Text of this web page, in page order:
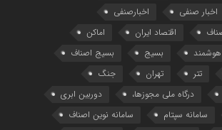
اخبار صنفی
اخبارصنفی
اقتصاد ایران
اماکن
بسیج
بسیج اصناف
تتر تهران
جنگ
درگاه ملی مجوزها،
دوربین ابری
سامانه سپتام
سامانه نوین اصناف